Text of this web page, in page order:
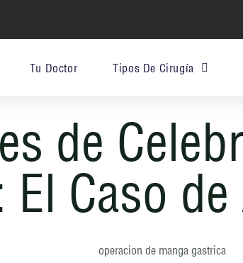
Tu Doctor Tipos De Cirugía
de
Caso de